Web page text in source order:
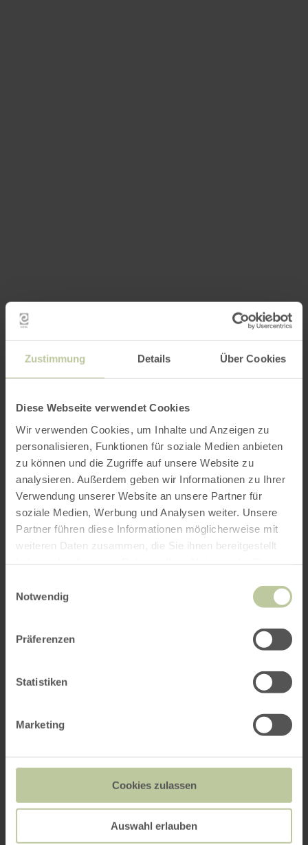
Zustimmung Details Über Cookies
Diese Webseite verwendet Cookies
Wir verwenden Cookies, um Inhalte und Anzeigen zu
personalisieren, Funktionen für soziale Medien anbieten
zu können und die Zugriffe auf unsere Website zu
analysieren. Außerdem geben wir Informationen zu Ihrer
Verwendung unserer Website an unsere Partner für
soziale Medien, Werbung und Analysen weiter. Unsere
Partner führen diese Informationen möglicherweise mit
weiteren Daten zusammen, die Sie ihnen bereitgestellt
Notwendig
Präferenzen
Statistiken
Marketing
Cookies zulassen
Auswahl erlauben